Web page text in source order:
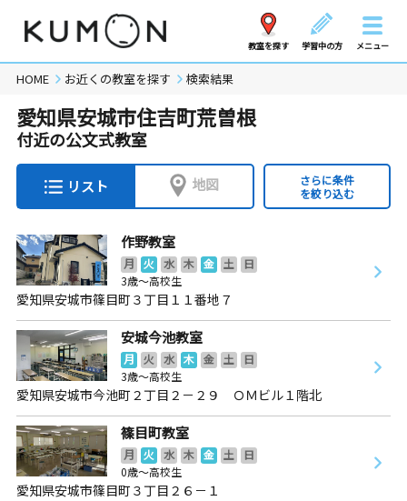
教室を探す 学習中の方 メニュー
HOME お近くの教室を探す 検索結果
愛知県安城市住吉町荒曽根
付近の公文式教室
リスト 地図
さらに条件
を絞り込む
作野教室
月 火 水 木 金 土
日
3歳～高校生
愛知県安城市篠目町３丁目１１番地７
安城今池教室
月 火 水 木 金 土
日
3歳～高校生
愛知県安城市今池町２丁目２－２９ ＯＭビル１階北
篠目町教室
月 火 水 木 金 土
日
0歳～高校生
愛知県安城市篠目町３丁目２６－１